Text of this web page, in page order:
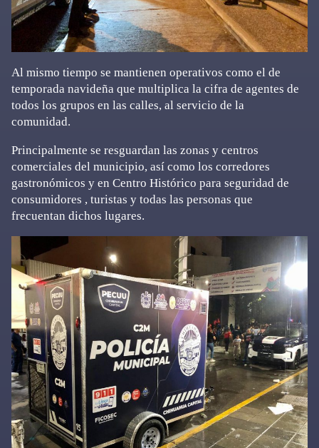
Al mismo tiempo se mantienen operativos como el de
temporada navideña que multiplica la cifra de agentes de
todos los grupos en las calles, al servicio de la
comunidad.
Principalmente se resguardan las zonas y centros
comerciales del municipio, así como los corredores
gastronómicos y en Centro Histórico para seguridad de
consumidores , turistas y todas las personas que
frecuentan dichos lugares.